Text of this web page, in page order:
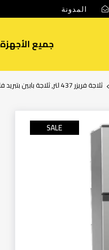
المدونة
جميع الأجهزة
ثلاجة فريزر 437 لتر, ثلاجة بابين بتبريد فائق فضي زانوسي
SALE